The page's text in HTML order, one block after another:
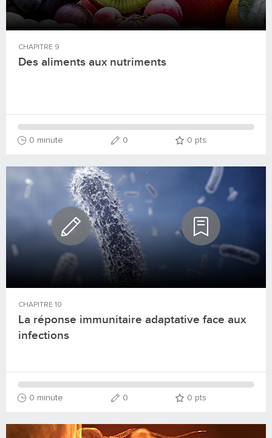
CHAPITRE 9
Des aliments aux nutriments
0 minute 0 0 pts
CHAPITRE 10
La réponse immunitaire adaptative face aux
infections
0 minute 0 0 pts